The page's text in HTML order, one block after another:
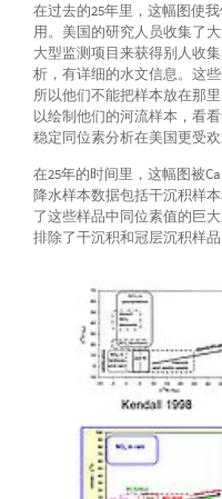
在过去的25年里，这幅图使
用。美国的研究人员收集了
大型监测项目来获得别人收
析，有详细的水文信息。这
所以他们不能把样本放在那
以绘制他们的河流样本，看
稳定同位素分析在美国更受
在25年的时间里，这幅图被
降水样本数据包括干沉积样
了这些样品中同位素值的巨
排除了干沉积和冠层沉积样品